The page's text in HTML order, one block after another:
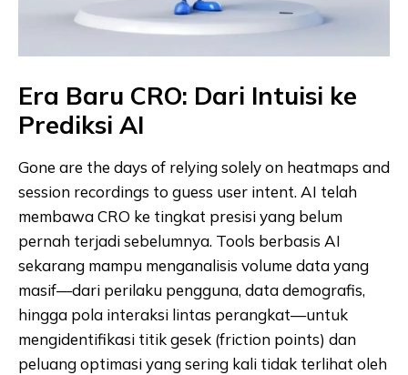
Era Baru CRO: Dari Intuisi ke
Prediksi AI
Gone are the days of relying solely on heatmaps and
session recordings to guess user intent. AI telah
membawa CRO ke tingkat presisi yang belum
pernah terjadi sebelumnya. Tools berbasis AI
sekarang mampu menganalisis volume data yang
masif—dari perilaku pengguna, data demografis,
hingga pola interaksi lintas perangkat—untuk
mengidentifikasi titik gesek (friction points) dan
peluang optimasi yang sering kali tidak terlihat oleh